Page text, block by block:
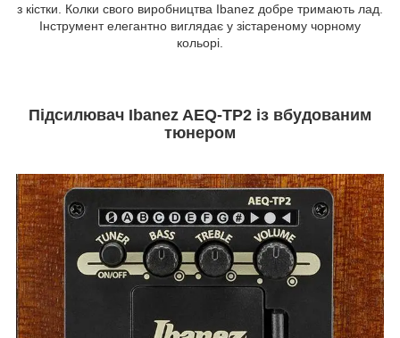
з кістки. Колки свого виробництва Ibanez добре тримають лад.
Інструмент елегантно виглядає у зістареному чорному
кольорі.
Підсилювач Ibanez AEQ-TP2 із вбудованим
тюнером